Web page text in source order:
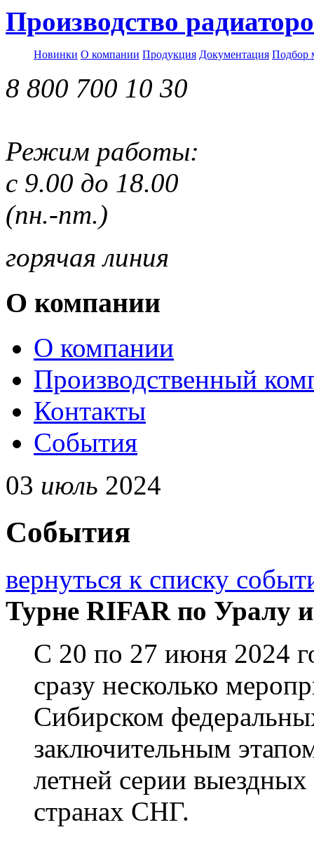
Производство
Новинки О компании Продукция Документация Подбор
8 800 700 10 30
Режим работы:
с 9.00 до 18.00
(пн.-пт.)
горячая линия
О компании
О компании
Производственный
Контакты
События
03 июль 2024
События
вернуться к списку
Турне RIFAR по Уралу
С 20 по 27 июня 2024
сразу несколько
Сибирском
заключительным
летней серии
странах СНГ.